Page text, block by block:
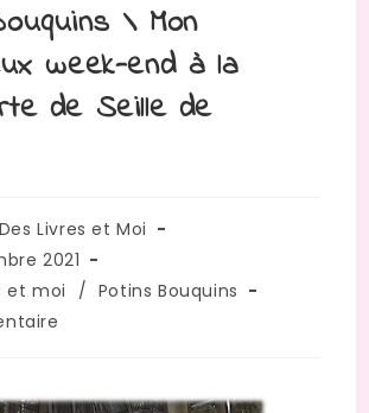
\ Mon
week-end à la
de Seille de
Livres et Moi
2021
et moi
/ Potins Bouquins